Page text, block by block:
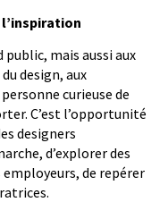
mais aussi aux
design, aux
curieuse de
C’est l’opportunité
designers
d’explorer des
de repérer